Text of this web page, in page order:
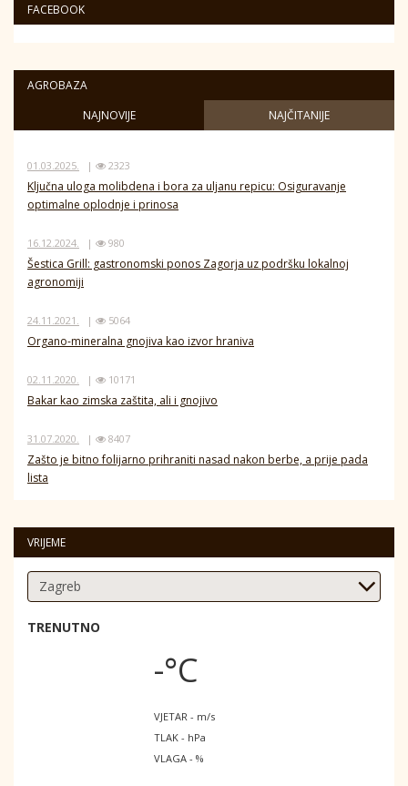
FACEBOOK
AGROBAZA
NAJNOVIJE
NAJČITANIJE
01.03.2025. | 2323
Ključna uloga molibdena i bora za uljanu repicu: Osiguravanje
optimalne oplodnje i prinosa
16.12.2024. | 980
Šestica Grill: gastronomski ponos Zagorja uz podršku lokalnoj
agronomiji
24.11.2021. | 5064
Organo-mineralna gnojiva kao izvor hraniva
02.11.2020. | 10171
Bakar kao zimska zaštita, ali i gnojivo
31.07.2020. | 8407
Zašto je bitno folijarno prihraniti nasad nakon berbe, a prije pada
lista
VRIJEME
TRENUTNO
-°C
VJETAR - m/s
TLAK - hPa
VLAGA - %